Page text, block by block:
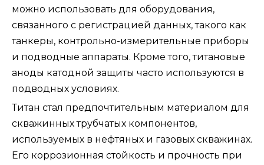
можно использовать для оборудования,
связанного с регистрацией данных, такого как
танкеры, контрольно-измерительные приборы
и подводные аппараты. Кроме того, титановые
аноды катодной защиты часто используются в
подводных условиях.
Титан стал предпочтительным материалом для
скважинных трубчатых компонентов,
используемых в нефтяных и газовых скважинах.
Его коррозионная стойкость и прочность при